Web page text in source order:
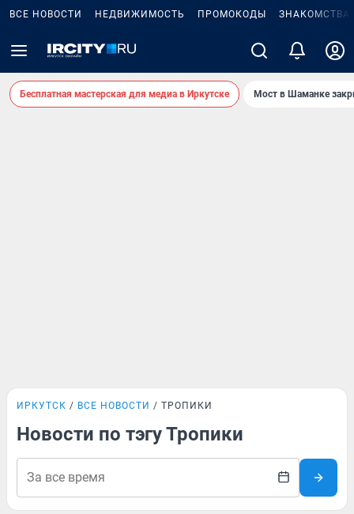
ВСЕ НОВОСТИ НЕДВИЖИМОСТЬ ПРОМОКОДЫ ЗНАКОМСТВА
Бесплатная мастерская для медиа в Иркутске Мост в Шаманке
ИРКУТСК ВСЕ НОВОСТИ ТРОПИКИ
Новости по тэгу Тропики